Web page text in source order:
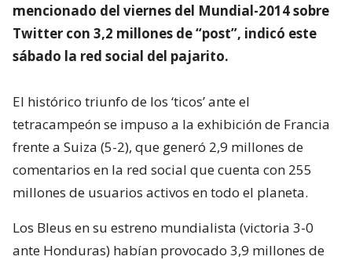
mencionado del viernes del Mundial-2014 sobre
Twitter con 3,2 millones de “post”, indicó este
sábado la red social del pajarito.
El histórico triunfo de los ‘ticos’ ante el
tetracampeón se impuso a la exhibición de Francia
frente a Suiza (5-2), que generó 2,9 millones de
comentarios en la red social que cuenta con 255
millones de usuarios activos en todo el planeta.
Los Bleus en su estreno mundialista (victoria 3-0
ante Honduras) habían provocado 3,9 millones de